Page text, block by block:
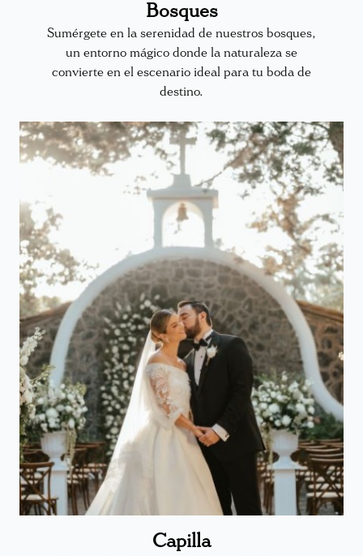
Bosques
Sumérgete en la serenidad de nuestros bosques,
un entorno mágico donde la naturaleza se
convierte en el escenario ideal para tu boda de
destino.
Capilla